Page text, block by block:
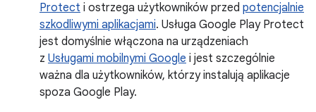
Protect i ostrzega użytkowników przed potencjalnie
szkodliwymi aplikacjami. Usługa Google Play Protect
jest domyślnie włączona na urządzeniach
z Usługami mobilnymi Google i jest szczególnie
ważna dla użytkowników, którzy instalują aplikacje
spoza Google Play.